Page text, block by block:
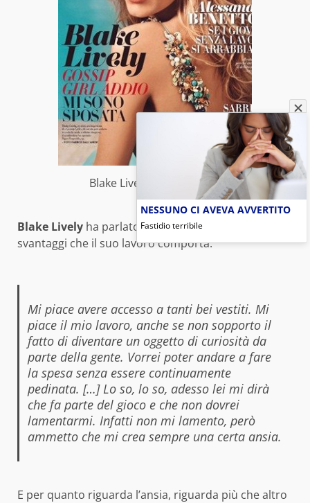
Blake Lively su Vanity Fair
Blake Lively ha parlato dei vantaggi e degli
svantaggi che il suo lavoro comporta:
Mi piace avere accesso a tanti bei vestiti. Mi
piace il mio lavoro, anche se non sopporto il
fatto di diventare un oggetto di curiosità da
parte della gente. Vorrei poter andare a fare
la spesa senza essere continuamente
pedinata. […] Lo so, lo so, adesso lei mi dirà
che fa parte del gioco e che non dovrei
lamentarmi. Infatti non mi lamento, però
ammetto che mi crea sempre una certa ansia.
E per quanto riguarda l’ansia, riguarda più che altro
NESSUNO CI AVEVA AVVERTITO
Fastidio terribile